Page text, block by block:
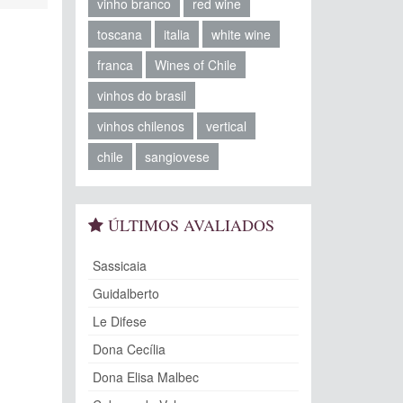
vinho branco
red wine
toscana
italia
white wine
franca
Wines of Chile
vinhos do brasil
vinhos chilenos
vertical
chile
sangiovese
ÚLTIMOS AVALIADOS
Sassicaia
Guidalberto
Le Difese
Dona Cecília
Dona Elisa Malbec